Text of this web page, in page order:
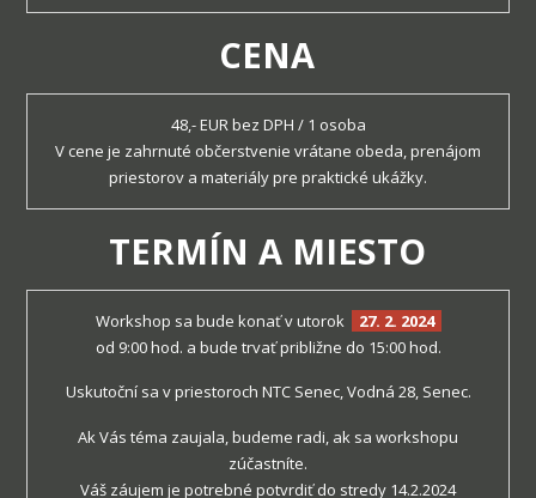
CENA
48,- EUR bez DPH / 1 osoba
V cene je zahrnuté občerstvenie vrátane obeda, prenájom
priestorov a materiály pre praktické ukážky.
TERMÍN A MIESTO
Workshop sa bude konať v utorok
27. 2. 2024
od 9:00 hod. a bude trvať približne do 15:00 hod.
Uskutoční sa v priestoroch NTC Senec, Vodná 28, Senec.
Ak Vás téma zaujala, budeme radi, ak sa workshopu
zúčastníte.
Váš záujem je potrebné potvrdiť do stredy 14.2.2024